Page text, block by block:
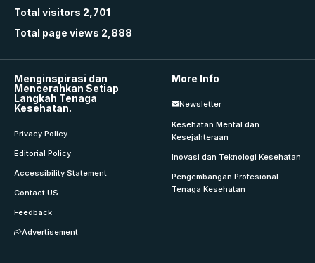
Total visitors 2,701
Total page views 2,888
Menginspirasi dan
Mencerahkan Setiap
Langkah Tenaga
Kesehatan.
Privacy Policy
Editorial Policy
Accessibility Statement
Contact US
Feedback
Advertisement
More Info
Newsletter
Kesehatan Mental dan
Kesejahteraan
Inovasi dan Teknologi Kesehatan
Pengembangan Profesional
Tenaga Kesehatan